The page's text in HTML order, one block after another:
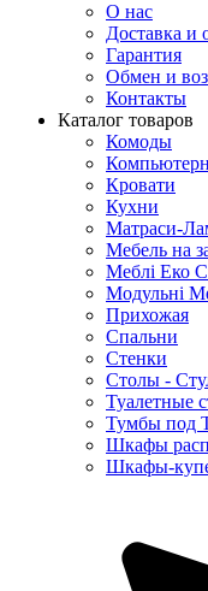
О нас
Доставка и
Гарантия
Обмен и
Контакты
Каталог товаров
Комоды
Кровати
Кухни
Матраси-
Мебель на
Меблі Еко
Модульні
Прихожая
Спальни
Стенки
Столы -
Туалетные
Тумбы под
Шкафы
Шкафы-